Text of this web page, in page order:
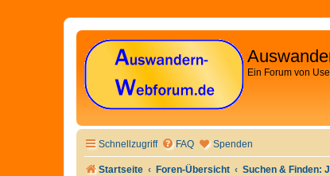
Ein Forum von
Schnellzugriff FAQ Spenden
Startseite Foren-Übersicht Suchen & Finden: